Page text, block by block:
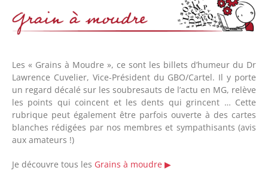
Les « Grains à Moudre », ce sont les billets d’humeur du Dr
Lawrence Cuvelier, Vice-Président du GBO/Cartel. Il y porte
un regard décalé sur les soubresauts de l’actu en MG, relève
les points qui coincent et les dents qui grincent … Cette
rubrique peut également être parfois ouverte à des cartes
blanches rédigées par nos membres et sympathisants (avis
aux amateurs !)
Je découvre tous les Grains à moudre ▶︎